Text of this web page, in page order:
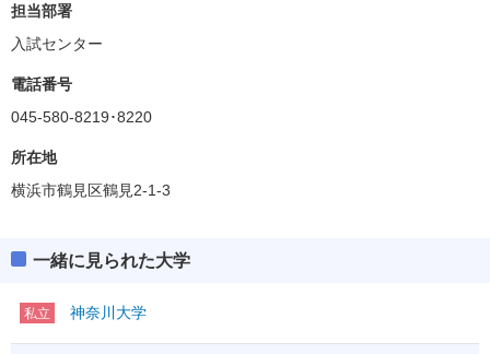
担当部署
入試センター
電話番号
045-580-8219･8220
所在地
横浜市鶴見区鶴見2-1-3
一緒に見られた大学
私立 神奈川大学